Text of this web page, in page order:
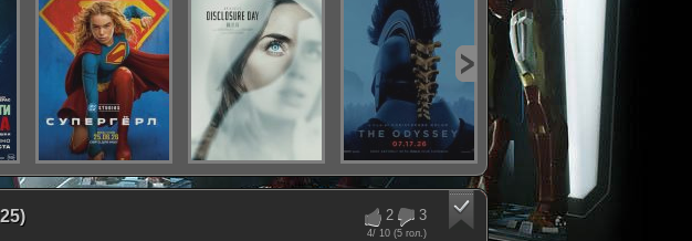
2 3
4/ 10 (5 гол.)